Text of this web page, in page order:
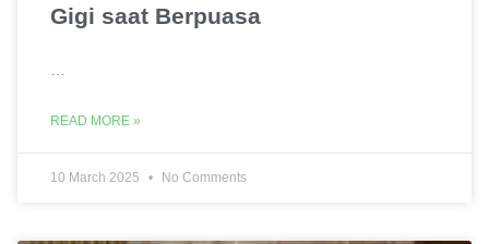
Gigi saat Berpuasa
READ MORE »
10 March 2025 No Comments